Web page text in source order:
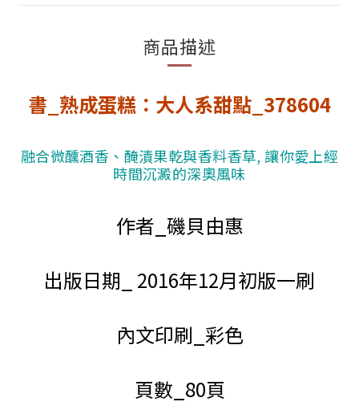
商品描述
書_熟成蛋糕：大人系甜點_378604
融合微醺酒香、醃漬果乾與香料香草, 讓你愛上經
時間沉澱的深奧風味
作者_磯貝由惠
出版日期_ 2016年12月初版一刷
內文印刷_彩色
頁數_80頁